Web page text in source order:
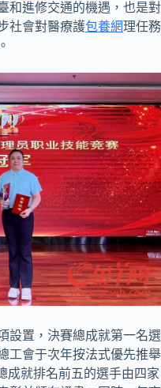
和進修交通的機遇，也是對
社會對醫療護包養網理任務
設置，決賽總成就第一名選
工會于次年按法式優先推舉
成就排名前五的選手由四家